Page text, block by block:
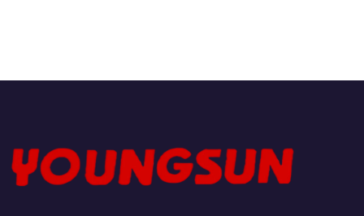
упаковки коробок